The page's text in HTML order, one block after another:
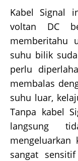
Kabel Signal
voltan DC
memberitahu
suhu bilik
perlu
membalas
suhu luar,
Tanpa kabel
langsung
sangat